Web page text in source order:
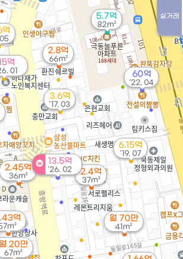
월 70만
41m²
2.45억
36m² 2.4억
37m²
실거래
20만
67m²
2.8억
66m²
13.5억
'26. 02
억
01
5.7억
82m²
60억
'22. 04
6.15억
'19. 07
억
3.6억
'17. 03
억